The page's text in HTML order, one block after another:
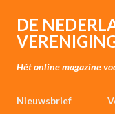
DE
Hét online magazine
Nieuwsbrief